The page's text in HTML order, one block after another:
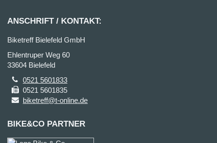
ANSCHRIFT / KONTAKT:
Biketreff Bielefeld GmbH
Ehlentruper Weg 60
33604 Bielefeld
0521 5601833
0521 5601835
biketreff@t-online.de
BIKE&CO PARTNER